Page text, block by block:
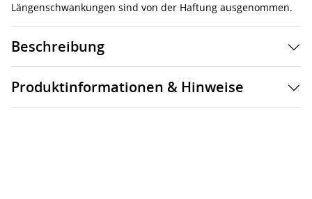
Längenschwankungen sind von der Haftung ausgenommen.
Beschreibung
Produktinformationen & Hinweise